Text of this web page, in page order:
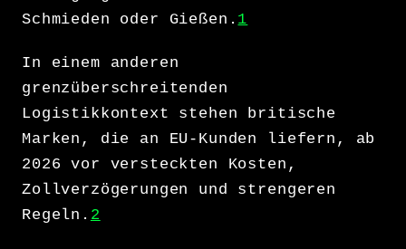
Schmieden oder Gießen. 1
In einem anderen
grenzüberschreitenden
Logistikkontext stehen britische
Marken, die an EU-Kunden liefern, ab
2026 vor versteckten Kosten,
Zollverzögerungen und strengeren
Regeln. 2